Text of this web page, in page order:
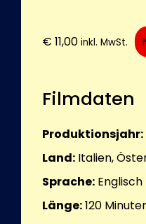
€ 11,00 inkl. MwSt.
Filmdaten
Produktionsjahr:
Land: Italien,
Sprache: Englisch
Länge:120